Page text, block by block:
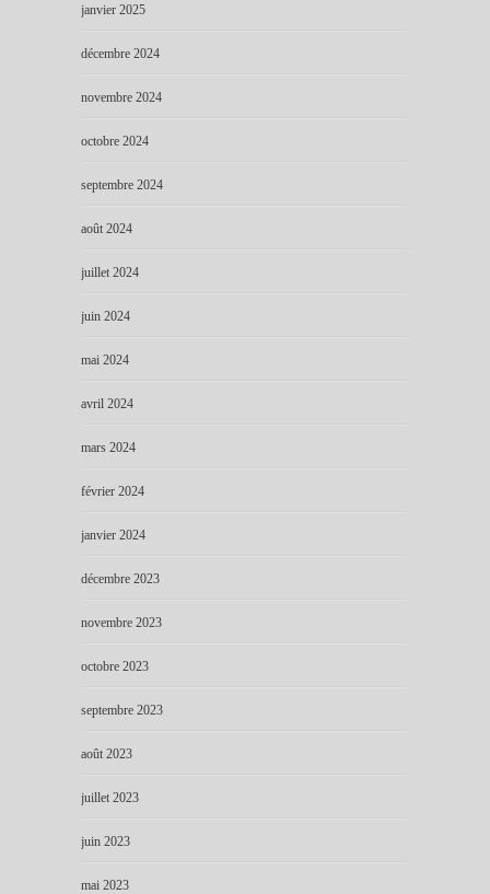
janvier 2025
décembre 2024
novembre 2024
octobre 2024
septembre 2024
août 2024
juillet 2024
juin 2024
mai 2024
avril 2024
mars 2024
février 2024
janvier 2024
décembre 2023
novembre 2023
octobre 2023
septembre 2023
août 2023
juillet 2023
juin 2023
mai 2023